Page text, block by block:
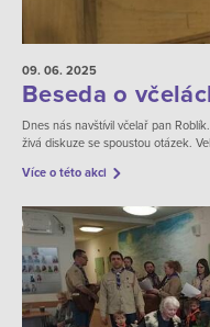
09. 06. 2025
Beseda o
Dnes nás navštívil včelař pan
živá diskuze se spoustou otázek.
Více o této akci